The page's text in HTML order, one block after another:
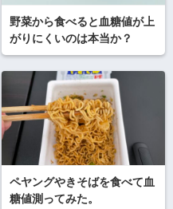
野菜から食べると血糖値が上
がりにくいのは本当か？
ペヤングやきそばを食べて血
糖値測ってみた。